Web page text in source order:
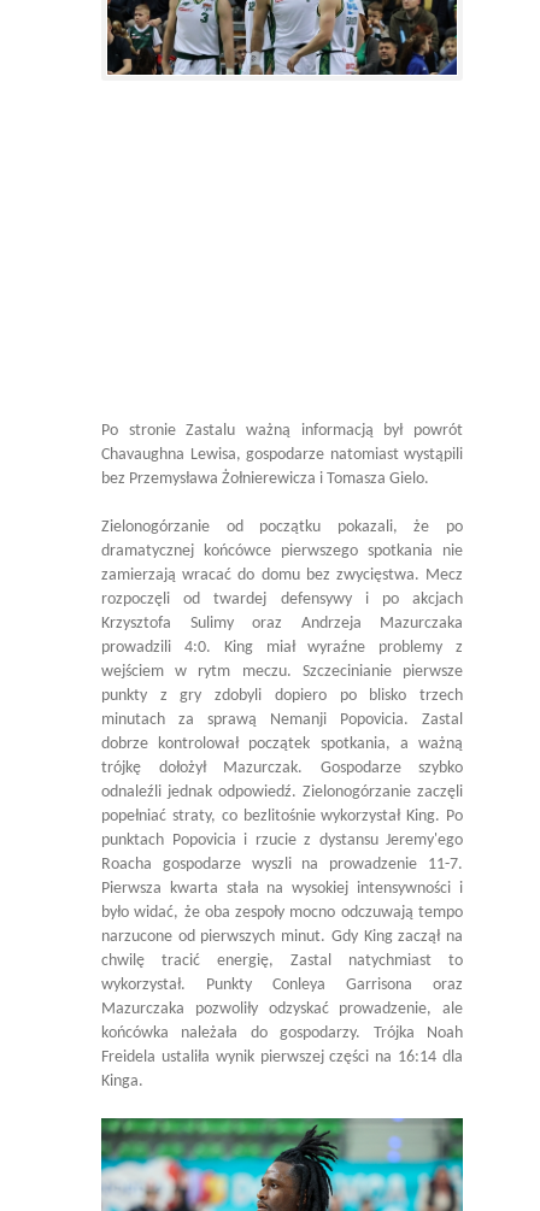
Po stronie Zastalu ważną informacją był powrót
Chavaughna Lewisa, gospodarze natomiast wystąpili
bez Przemysława Żołnierewicza i Tomasza Gielo.
Zielonogórzanie od początku pokazali, że po
dramatycznej końcówce pierwszego spotkania nie
zamierzają wracać do domu bez zwycięstwa. Mecz
rozpoczęli od twardej defensywy i po akcjach
Krzysztofa Sulimy oraz Andrzeja Mazurczaka
prowadzili 4:0. King miał wyraźne problemy z
wejściem w rytm meczu. Szczecinianie pierwsze
punkty z gry zdobyli dopiero po blisko trzech
minutach za sprawą Nemanji Popovicia. Zastal
dobrze kontrolował początek spotkania, a ważną
trójkę dołożył Mazurczak. Gospodarze szybko
odnaleźli jednak odpowiedź. Zielonogórzanie zaczęli
popełniać straty, co bezlitośnie wykorzystał King. Po
punktach Popovicia i rzucie z dystansu Jeremy'ego
Roacha gospodarze wyszli na prowadzenie 11-7.
Pierwsza kwarta stała na wysokiej intensywności i
było widać, że oba zespoły mocno odczuwają tempo
narzucone od pierwszych minut. Gdy King zaczął na
chwilę tracić energię, Zastal natychmiast to
wykorzystał. Punkty Conleya Garrisona oraz
Mazurczaka pozwoliły odzyskać prowadzenie, ale
końcówka należała do gospodarzy. Trójka Noah
Freidela ustaliła wynik pierwszej części na 16:14 dla
Kinga.